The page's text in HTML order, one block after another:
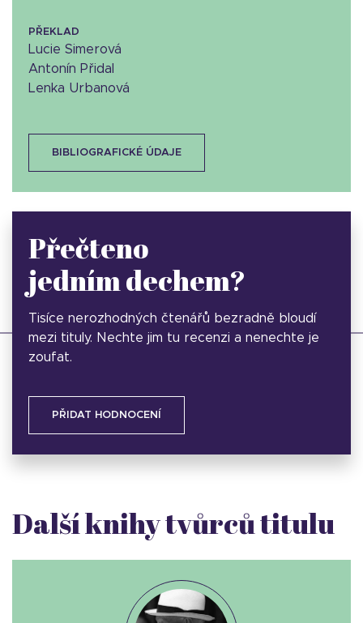
PŘEKLAD
Lucie Simerová
Antonín Přidal
Lenka Urbanová
BIBLIOGRAFICKÉ ÚDAJE
Přečteno
jedním dechem?
Tisíce nerozhodných čtenářů bezradně bloudí
mezi tituly. Nechte jim tu recenzi a nenechte je
zoufat.
PŘIDAT HODNOCENÍ
Další knihy tvůrců titulu